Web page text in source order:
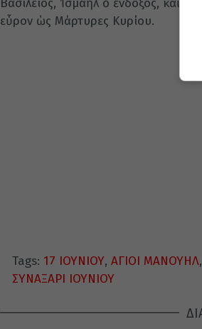
εὗρον ὡς Μάρτυρες Κυρίου.
Tags: 17 ΙΟΥΝΙΟΥ, ΑΓΙΟΙ ΜΑΝΟΥΗΛ,
ΣΥΝΑΞΑΡΙ ΙΟΥΝΙΟΥ